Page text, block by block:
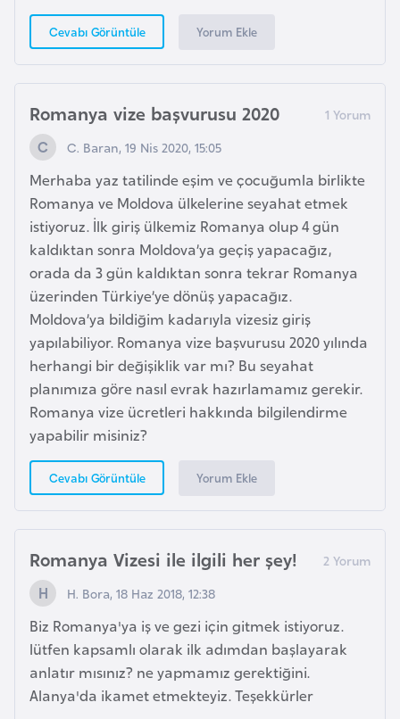
Cevabı Görüntüle Yorum Ekle
Romanya vize başvurusu 2020
C. Baran, 19 Nis 2020, 15:05
Merhaba yaz tatilinde eşim ve çocuğumla birlikte
Romanya ve Moldova ülkelerine seyahat etmek
istiyoruz. İlk giriş ülkemiz Romanya olup 4 gün
kaldıktan sonra Moldova’ya geçiş yapacağız,
orada da 3 gün kaldıktan sonra tekrar Romanya
üzerinden Türkiye’ye dönüş yapacağız.
Moldova’ya bildiğim kadarıyla vizesiz giriş
yapılabiliyor. Romanya vize başvurusu 2020 yılında
herhangi bir değişiklik var mı? Bu seyahat
planımıza göre nasıl evrak hazırlamamız gerekir.
Romanya vize ücretleri hakkında bilgilendirme
yapabilir misiniz?
Cevabı Görüntüle Yorum Ekle
Romanya Vizesi ile ilgili her şey!
H. Bora, 18 Haz 2018, 12:38
Biz Romanya'ya iş ve gezi için gitmek istiyoruz.
lütfen kapsamlı olarak ilk adımdan başlayarak
anlatır mısınız? ne yapmamız gerektiğini.
Alanya'da ikamet etmekteyiz. Teşekkürler
ü
n
e
y
S
u
d
a
n
G
u
y
a
n
a
H
i
n
i
s
t
a
n
H